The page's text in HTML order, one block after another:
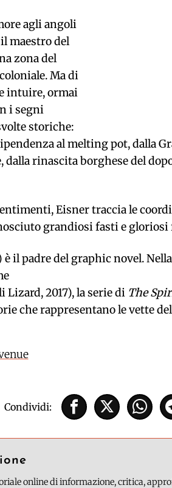
agli angoli
maestro del
zona del
Ma di
intuire, ormai
i segni
storiche:
al melting pot, dalla
dalla rinascita borghese del
Eisner traccia le
grandiosi fasti e
è il padre del graphic novel.
Lizard, 2017), la serie di The
che rappresentano le vette
Condividi:
online di informazione, critica,